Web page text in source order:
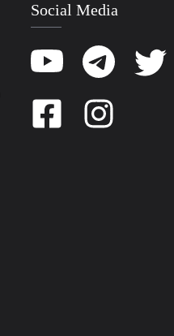
Social Media